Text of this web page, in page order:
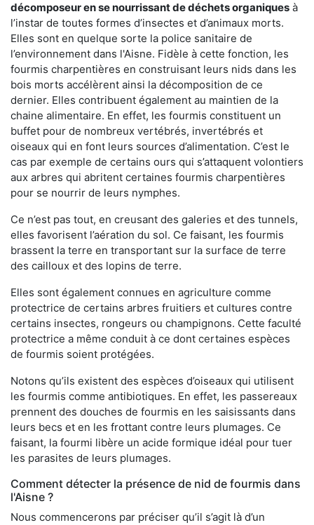
décomposeur en se nourrissant de déchets organiques à
l’instar de toutes formes d’insectes et d’animaux morts.
Elles sont en quelque sorte la police sanitaire de
l’environnement dans l'Aisne. Fidèle à cette fonction, les
fourmis charpentières en construisant leurs nids dans les
bois morts accélèrent ainsi la décomposition de ce
dernier. Elles contribuent également au maintien de la
chaine alimentaire. En effet, les fourmis constituent un
buffet pour de nombreux vertébrés, invertébrés et
oiseaux qui en font leurs sources d’alimentation. C’est le
cas par exemple de certains ours qui s’attaquent volontiers
aux arbres qui abritent certaines fourmis charpentières
pour se nourrir de leurs nymphes.
Ce n’est pas tout, en creusant des galeries et des tunnels,
elles favorisent l’aération du sol. Ce faisant, les fourmis
brassent la terre en transportant sur la surface de terre
des cailloux et des lopins de terre.
Elles sont également connues en agriculture comme
protectrice de certains arbres fruitiers et cultures contre
certains insectes, rongeurs ou champignons. Cette faculté
protectrice a même conduit à ce dont certaines espèces
de fourmis soient protégées.
Notons qu’ils existent des espèces d’oiseaux qui utilisent
les fourmis comme antibiotiques. En effet, les passereaux
prennent des douches de fourmis en les saisissants dans
leurs becs et en les frottant contre leurs plumages. Ce
faisant, la fourmi libère un acide formique idéal pour tuer
les parasites de leurs plumages.
Comment détecter la présence de nid de fourmis dans
l'Aisne ?
Nous commencerons par préciser qu’il s’agit là d’un